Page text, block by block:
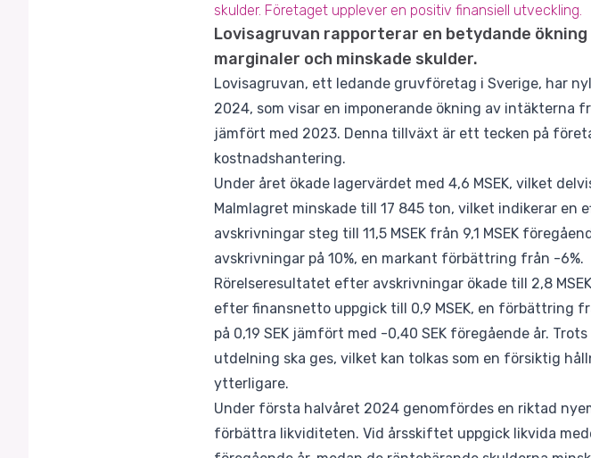
skulder. Företaget upplever en positiv finansiell utveckling.
Lovisagruvan rapporterar en betydande
marginaler och minskade skulder.
Lovisagruvan, ett ledande gruvföretag i Sverige, har
2024, som visar en imponerande ökning av intäkterna
jämfört med 2023. Denna tillväxt är ett tecken på
kostnadshantering.
Under året ökade lagervärdet med 4,6 MSEK, vilket
Malmlagret minskade till 17 845 ton, vilket indikerar
avskrivningar steg till 11,5 MSEK från 9,1 MSEK
avskrivningar på 10%, en markant förbättring från -6%.
Rörelseresultatet efter avskrivningar ökade till 2,8
efter finansnetto uppgick till 0,9 MSEK, en förbättring
på 0,19 SEK jämfört med -0,40 SEK föregående år.
utdelning ska ges, vilket kan tolkas som en försiktig
ytterligare.
Under första halvåret 2024 genomfördes en riktad
förbättra likviditeten. Vid årsskiftet uppgick likvida